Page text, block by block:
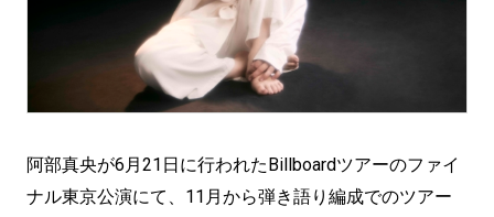
阿部真央が6月21日に行われたBillboardツアーのファイ
ナル東京公演にて、11月から弾き語り編成でのツアー